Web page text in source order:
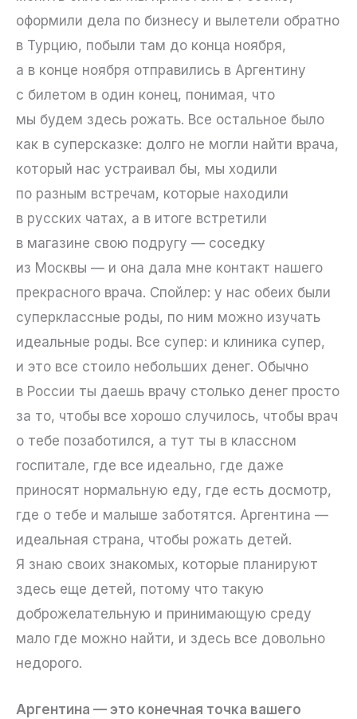
оформили дела по бизнесу и вылетели обратно
в Турцию, побыли там до конца ноября,
а в конце ноября отправились в Аргентину
с билетом в один конец, понимая, что
мы будем здесь рожать. Все остальное было
как в суперсказке: долго не могли найти врача,
который нас устраивал бы, мы ходили
по разным встречам, которые находили
в русских чатах, а в итоге встретили
в магазине свою подругу — соседку
из Москвы — и она дала мне контакт нашего
прекрасного врача. Спойлер: у нас обеих были
суперклассные роды, по ним можно изучать
идеальные роды. Все супер: и клиника супер,
и это все стоило небольших денег. Обычно
в России ты даешь врачу столько денег просто
за то, чтобы все хорошо случилось, чтобы врач
о тебе позаботился, а тут ты в классном
госпитале, где все идеально, где даже
приносят нормальную еду, где есть досмотр,
где о тебе и малыше заботятся. Аргентина —
идеальная страна, чтобы рожать детей.
Я знаю своих знакомых, которые планируют
здесь еще детей, потому что такую
доброжелательную и принимающую среду
мало где можно найти, и здесь все довольно
недорого.
Аргентина — это конечная точка вашего